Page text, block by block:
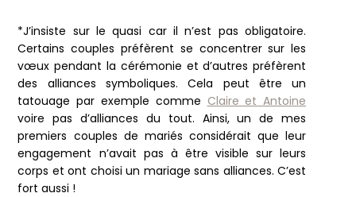
*J’insiste sur le quasi car il n’est pas obligatoire.
Certains couples préfèrent se concentrer sur les
vœux pendant la cérémonie et d’autres préfèrent
des alliances symboliques. Cela peut être un
tatouage par exemple comme Claire et Antoine
voire pas d’alliances du tout. Ainsi, un de mes
premiers couples de mariés considérait que leur
engagement n’avait pas à être visible sur leurs
corps et ont choisi un mariage sans alliances. C’est
fort aussi !